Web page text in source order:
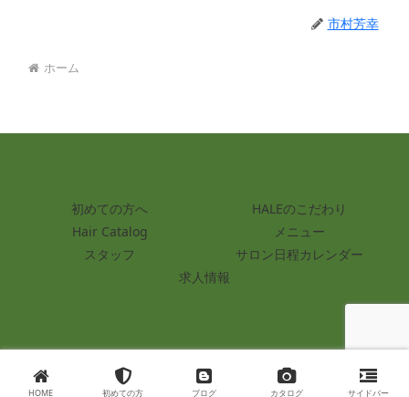
市村芳幸
ホーム
初めての方へ
HALEのこだわり
Hair Catalog
メニュー
スタッフ
サロン日程カレンダー
求人情報
© 2020 木更津にある大人の為の美容室 HALE ( ハレ ).
HOME 初めての方 ブログ カタログ サイドバー